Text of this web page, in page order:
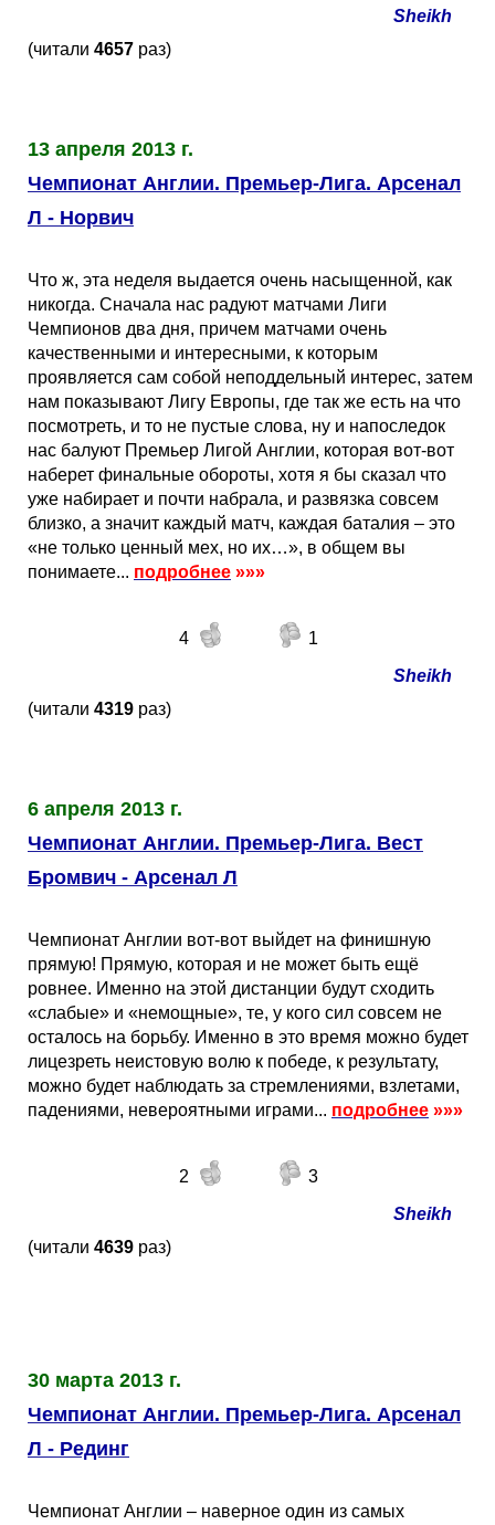
Кубок Европы (отбор)
Sheikh
(читали 4657 раз)
13 апреля 2013 г.
Чемпионат Англии. Премьер-Лига. Арсенал
Л - Норвич
Что ж, эта неделя выдается очень насыщенной, как
никогда. Сначала нас радуют матчами Лиги
Чемпионов два дня, причем матчами очень
качественными и интересными, к которым
проявляется сам собой неподдельный интерес, затем
нам показывают Лигу Европы, где так же есть на что
посмотреть, и то не пустые слова, ну и напоследок
нас балуют Премьер Лигой Англии, которая вот-вот
наберет финальные обороты, хотя я бы сказал что
уже набирает и почти набрала, и развязка совсем
близко, а значит каждый матч, каждая баталия – это
«не только ценный мех, но их…», в общем вы
понимаете... подробнее »»»
4
1
Sheikh
(читали 4319 раз)
6 апреля 2013 г.
Чемпионат Англии. Премьер-Лига. Вест
Бромвич - Арсенал Л
Чемпионат Англии вот-вот выйдет на финишную
прямую! Прямую, которая и не может быть ещё
ровнее. Именно на этой дистанции будут сходить
«слабые» и «немощные», те, у кого сил совсем не
осталось на борьбу. Именно в это время можно будет
лицезреть неистовую волю к победе, к результату,
можно будет наблюдать за стремлениями, взлетами,
падениями, невероятными играми... подробнее »»»
2
3
Sheikh
(читали 4639 раз)
30 марта 2013 г.
Чемпионат Англии. Премьер-Лига. Арсенал
Л - Рединг
Чемпионат Англии – наверное один из самых